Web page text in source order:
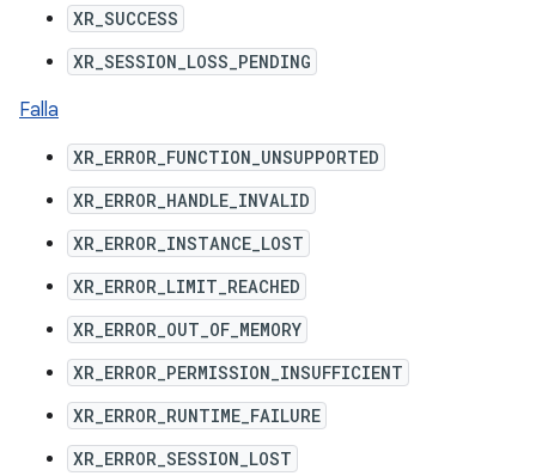
XR_SUCCESS
XR_SESSION_LOSS_PENDING
Falla
XR_ERROR_FUNCTION_UNSUPPORTED
XR_ERROR_HANDLE_INVALID
XR_ERROR_INSTANCE_LOST
XR_ERROR_LIMIT_REACHED
XR_ERROR_OUT_OF_MEMORY
XR_ERROR_PERMISSION_INSUFFICIENT
XR_ERROR_RUNTIME_FAILURE
XR_ERROR_SESSION_LOST